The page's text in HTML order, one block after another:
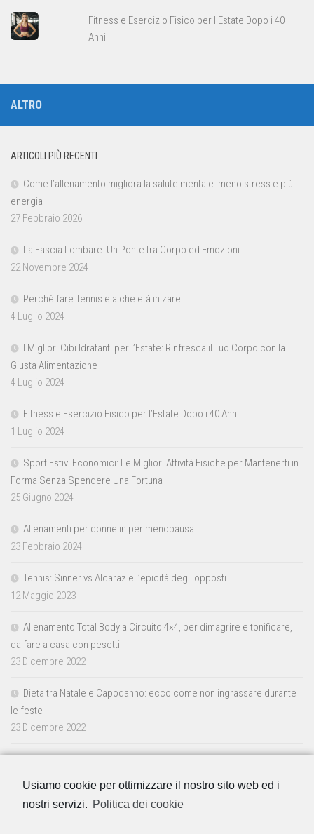
Usiamo cookie per ottimizzare il nostro sito web ed i
nostri servizi. Politica dei cookie
Fitness e Esercizio Fisico per l'Estate Dopo i 40
Anni
ALTRO
ARTICOLI PIÙ RECENTI
Come l’allenamento migliora la salute mentale: meno stress e più
energia
27 Febbraio 2026
La Fascia Lombare: Un Ponte tra Corpo ed Emozioni
22 Novembre 2024
Perchè fare Tennis e a che età inizare.
4 Luglio 2024
I Migliori Cibi Idratanti per l’Estate: Rinfresca il Tuo Corpo con la
Giusta Alimentazione
4 Luglio 2024
Fitness e Esercizio Fisico per l’Estate Dopo i 40 Anni
1 Luglio 2024
Sport Estivi Economici: Le Migliori Attività Fisiche per Mantenerti in
Forma Senza Spendere Una Fortuna
25 Giugno 2024
Allenamenti per donne in perimenopausa
23 Febbraio 2024
Tennis: Sinner vs Alcaraz e l’epicità degli opposti
12 Maggio 2023
Allenamento Total Body a Circuito 4×4, per dimagrire e tonificare,
da fare a casa con pesetti
23 Dicembre 2022
Dieta tra Natale e Capodanno: ecco come non ingrassare durante
le feste
23 Dicembre 2022